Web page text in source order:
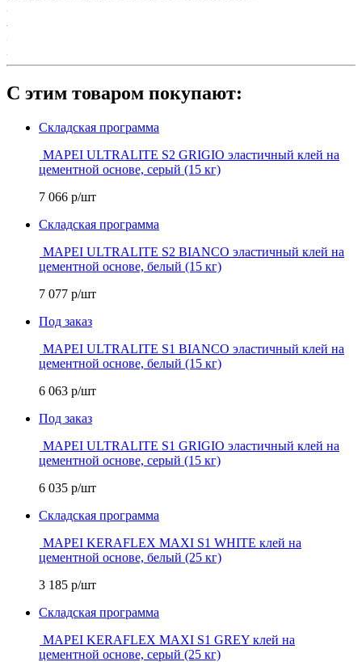
С этим товаром покупают:
Складская программа
MAPEI ULTRALITE S2 GRIGIO эластичный клей на
цементной основе, серый (15 кг)
7 066 р/шт
Складская программа
MAPEI ULTRALITE S2 BIANCO эластичный клей на
цементной основе, белый (15 кг)
7 077 р/шт
Под заказ
MAPEI ULTRALITE S1 BIANCO эластичный клей на
цементной основе, белый (15 кг)
6 063 р/шт
Под заказ
MAPEI ULTRALITE S1 GRIGIO эластичный клей на
цементной основе, серый (15 кг)
6 035 р/шт
Складская программа
MAPEI KERAFLEX MAXI S1 WHITE клей на
цементной основе, белый (25 кг)
3 185 р/шт
Складская программа
MAPEI KERAFLEX MAXI S1 GREY клей на
цементной основе, серый (25 кг)